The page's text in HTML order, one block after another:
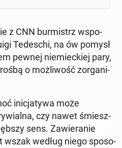
z CNN bur­mistrz wspo­
Te­de­schi, na ów pomysł
pewnej nie­miec­kiej pary,
o moż­li­wość zor­ga­ni­
ini­cja­ty­wa może
czy nawet śmiesz­
sens. Za­wie­ra­nie
wszak według niego spo­so­